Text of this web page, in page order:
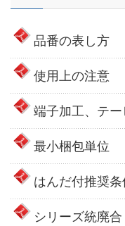
品番の表し方
使用上の注意
端子加工、テ
最小梱包単位
はんだ付推奨条
シリーズ統廃合